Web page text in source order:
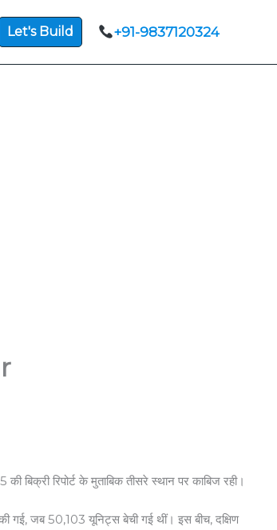
Let's Build +91-9837120324
रिपोर्ट के मुताबिक तीसरे स्थान पर काबिज रही।
गई, जब 50,103 यूनिट्स बेची गई थीं। इस बीच, दक्षिण